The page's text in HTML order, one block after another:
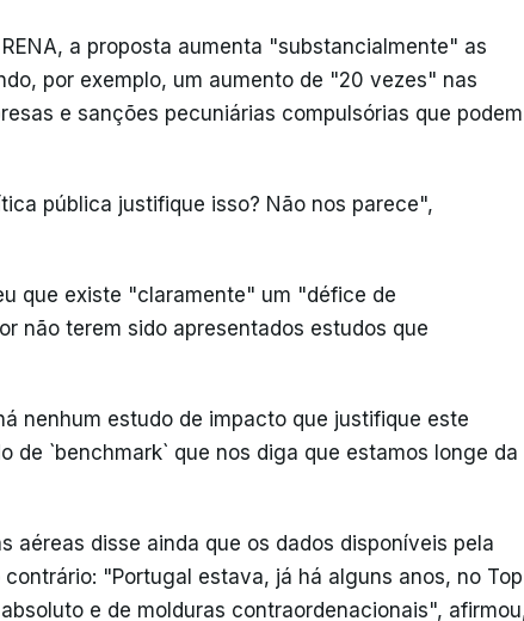
a proposta aumenta "substancialmente" as
por exemplo, um aumento de "20 vezes" nas
e sanções pecuniárias compulsórias que podem
pública justifique isso? Não nos parece",
que existe "claramente" um "défice de
não terem sido apresentados estudos que
nenhum estudo de impacto que justifique este
de `benchmark` que nos diga que estamos longe da
aéreas disse ainda que os dados disponíveis pela
"Portugal estava, já há alguns anos, no Top
e de molduras contraordenacionais", afirmou,